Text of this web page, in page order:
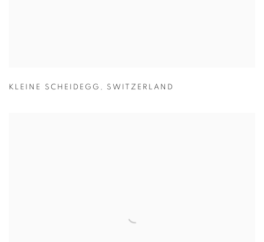
KLEINE SCHEIDEGG , SWITZERLAND